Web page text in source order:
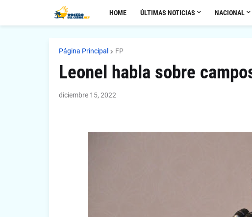
HOME ÚLTIMAS NOTICIAS NACIONAL
Página Principal FP
Leonel habla sobre
diciembre 15, 2022